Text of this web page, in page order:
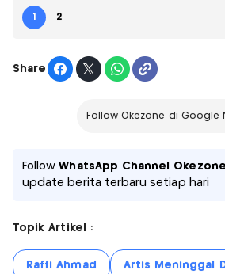
1 2
Share
Follow Okezone di Google
FollowWhatsApp Channel Okezone
update berita terbaru setiap hari
Topik Artikel :
Raffi Ahmad Artis Meninggal